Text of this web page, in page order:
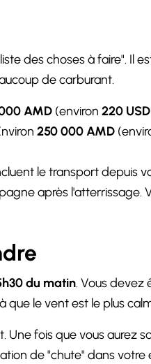
des choses à faire". Il
de carburant.
AMD (environ 220 USD
250 000 AMD
le transport depuis
après l'atterrissage.
du matin. Vous devez
que le vent est le plus
fois que vous aurez
de "chute" dans